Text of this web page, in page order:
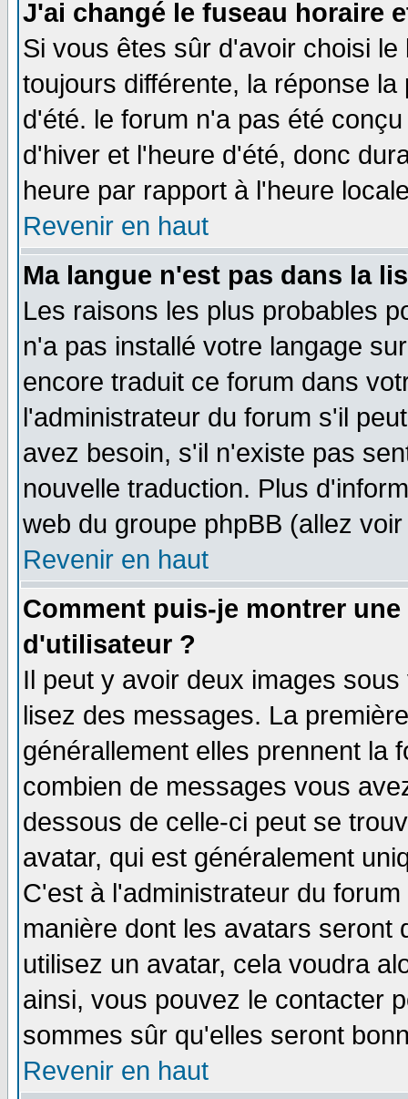
J'ai changé le fuseau horaire
Si vous êtes sûr d'avoir choisi
toujours différente, la réponse
d'été. le forum n'a pas été
d'hiver et l'heure d'été, donc
heure par rapport à l'heure
Revenir en haut
Ma langue n'est pas dans la
Les raisons les plus probables
n'a pas installé votre langage
encore traduit ce forum dans
l'administrateur du forum s'il
avez besoin, s'il n'existe pas
nouvelle traduction. Plus
web du groupe phpBB (allez
Revenir en haut
Comment puis-je montrer
d'utilisateur ?
Il peut y avoir deux images
lisez des messages. La
générallement elles prennent la
combien de messages vous
dessous de celle-ci peut se
avatar, qui est généralement
C'est à l'administrateur du
manière dont les avatars seront
utilisez un avatar, cela voudra
ainsi, vous pouvez le contacter
sommes sûr qu'elles seront
Revenir en haut